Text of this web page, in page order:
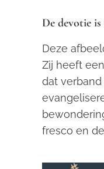
De devotie
Deze
Zij heeft
dat
fresco en